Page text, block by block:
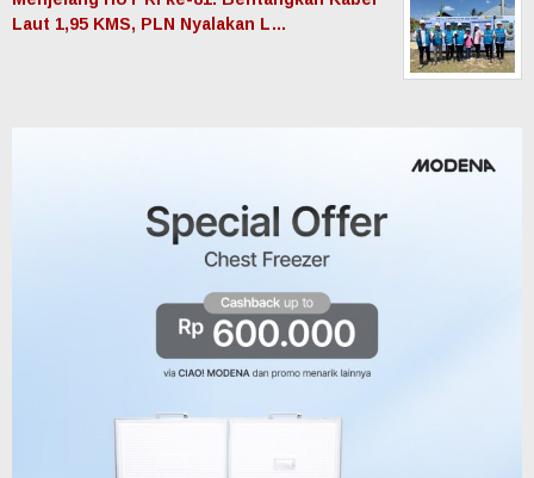
Laut 1,95 KMS, PLN Nyalakan L…